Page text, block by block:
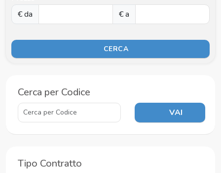
€ da
€ a
CERCA
Cerca per Codice
VAI
Tipo Contratto